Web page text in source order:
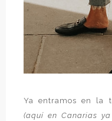
Ya entramos en la
(aquí en Canarias